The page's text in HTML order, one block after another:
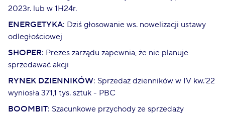
2023r. lub w 1H24r.
ENERGETYKA: Dziś głosowanie ws. nowelizacji ustawy
odległościowej
SHOPER: Prezes zarządu zapewnia, że nie planuje
sprzedawać akcji
RYNEK DZIENNIKÓW: Sprzedaż dzienników w IV kw.’22
wyniosła 371,1 tys. sztuk - PBC
BOOMBIT: Szacunkowe przychody ze sprzedaży